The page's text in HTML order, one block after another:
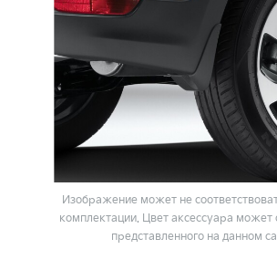
Изображение может не
комплектации. Цвет аксессуара может
представленного на данном